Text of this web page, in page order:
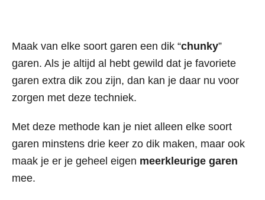
Maak van elke soort garen een dik “chunky”
garen. Als je altijd al hebt gewild dat je favoriete
garen extra dik zou zijn, dan kan je daar nu voor
zorgen met deze techniek.
Met deze methode kan je niet alleen elke soort
garen minstens drie keer zo dik maken, maar ook
maak je er je geheel eigen meerkleurige garen
mee.